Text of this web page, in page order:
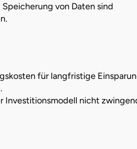
von Daten sind
für langfristige
Investitionsmodell nicht